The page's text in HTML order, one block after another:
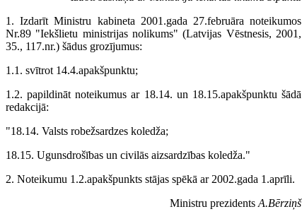
1. Izdarīt Ministru kabineta 2001.gada 27.februāra noteikumos
Nr.89 "Iekšlietu ministrijas nolikums" (Latvijas Vēstnesis, 2001,
35., 117.nr.) šādus grozījumus:
1.1. svītrot 14.4.apakšpunktu;
1.2. papildināt noteikumus ar 18.14. un 18.15.apakšpunktu šādā
redakcijā:
"18.14. Valsts robežsardzes koledža;
18.15. Ugunsdrošības un civilās aizsardzības koledža."
2. Noteikumu 1.2.apakšpunkts stājas spēkā ar 2002.gada 1.aprīli.
Ministru prezidentsA.Bērziņš